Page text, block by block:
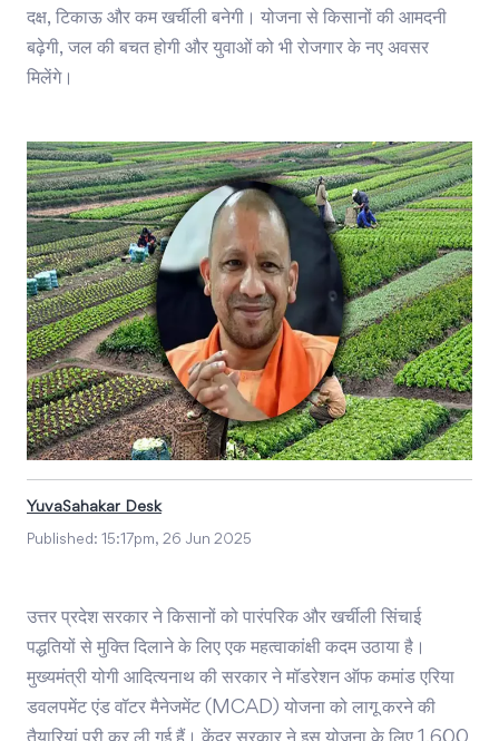
दक्ष, टिकाऊ और कम खर्चीली बनेगी। योजना से किसानों की आमदनी
बढ़ेगी, जल की बचत होगी और युवाओं को भी रोजगार के नए अवसर
मिलेंगे।
YuvaSahakar Desk
Published: 15:17pm, 26 Jun 2025
उत्तर प्रदेश सरकार ने किसानों को पारंपरिक और खर्चीली सिंचाई
पद्धतियों से मुक्ति दिलाने के लिए एक महत्वाकांक्षी कदम उठाया है।
मुख्यमंत्री योगी आदित्यनाथ की सरकार ने मॉडरेशन ऑफ कमांड एरिया
डवलपमेंट एंड वॉटर मैनेजमेंट (MCAD) योजना को लागू करने की